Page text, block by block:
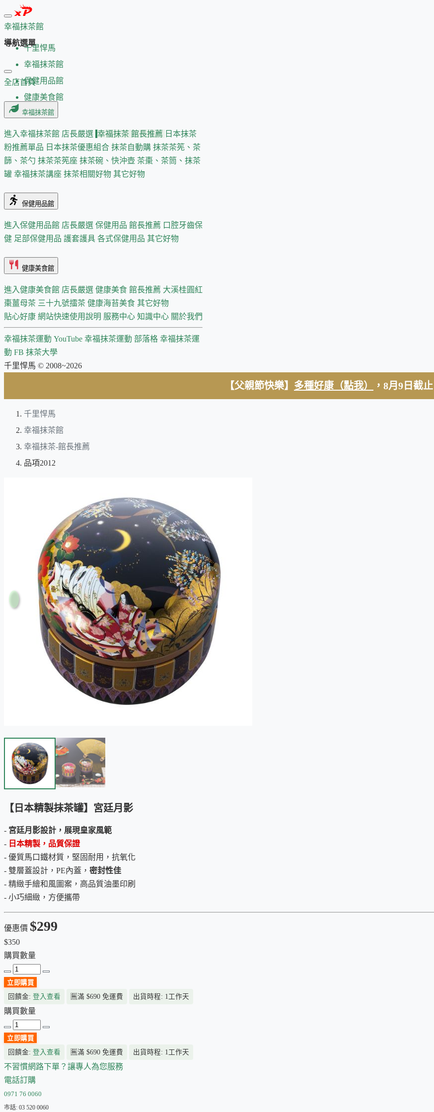
幸福抹茶館
千里悍馬
幸福抹茶館
保健用品館
健康美食館
導航選單
全店首頁
幸福抹茶館
進入幸福抹茶館 店長嚴選 幸福抹茶 館長推薦 日本抹茶
粉推薦單品 日本抹茶優惠組合 抹茶自動購 抹茶茶筅、茶
篩、茶勺 抹茶茶筅座 抹茶碗、快沖壺 茶棗、茶筒、抹茶
罐 幸福抹茶講座 抹茶相關好物 其它好物
保健用品館
進入保健用品館 店長嚴選 保健用品 館長推薦 口腔牙齒保
健 足部保健用品 護套護具 各式保健用品 其它好物
健康美食館
進入健康美食館 店長嚴選 健康美食 館長推薦 大溪桂圓紅
棗薑母茶 三十九號擂茶 健康海苔美食 其它好物
貼心好康 網站快速使用說明 服務中心 知識中心 關於我們
幸福抹茶運動 YouTube 幸福抹茶運動 部落格 幸福抹茶運
動 FB 抹茶大學
千里悍馬 © 2008~2026
【父親節快樂】 多種好康（點我） ，8月9日截止
千里悍馬
幸福抹茶館
幸福抹茶-館長推薦
品項2012
【日本精製抹茶罐】宮廷月影
- 宮廷月影設計，展現皇家風範
- 日本精製，品質保證
- 優質馬口鐵材質，堅固耐用，抗氧化
- 雙層蓋設計，PE內蓋， 密封性佳
- 精緻手繪和風圖案，高品質油墨印刷
- 小巧細緻，方便攜帶
優惠價 $299
$350
購買數量
立即購買
回饋金: 登入查看 🈚滿 $690 免運費 出貨時程: 1工作天
購買數量
立即購買
回饋金: 登入查看 🈚滿 $690 免運費 出貨時程: 1工作天
不習慣網路下單？讓專人為您服務
電話訂購
0971 76 0060
市話: 03 520 0060